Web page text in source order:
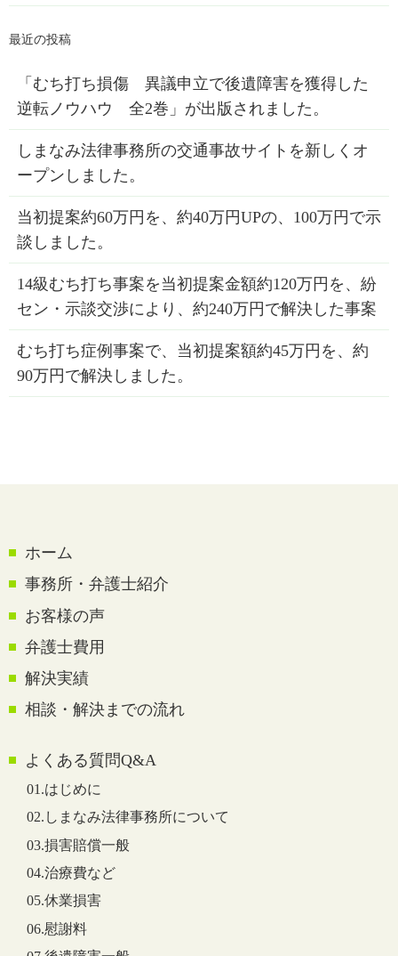
「むち打ち損傷 異議申立で後遺障害を獲得した
逆転ノウハウ 全2巻」が出版されました。
しまなみ法律事務所の交通事故サイトを新しくオ
ープンしました。
当初提案約60万円を、約40万円UPの、100万円で示
談しました。
14級むち打ち事案を当初提案金額約120万円を、紛
セン・示談交渉により、約240万円で解決した事案
むち打ち症例事案で、当初提案額約45万円を、約
90万円で解決しました。
ホーム
事務所・弁護士紹介
お客様の声
弁護士費用
解決実績
相談・解決までの流れ
よくある質問Q&A
01.はじめに
02.しまなみ法律事務所について
03.損害賠償一般
04.治療費など
05.休業損害
06.慰謝料